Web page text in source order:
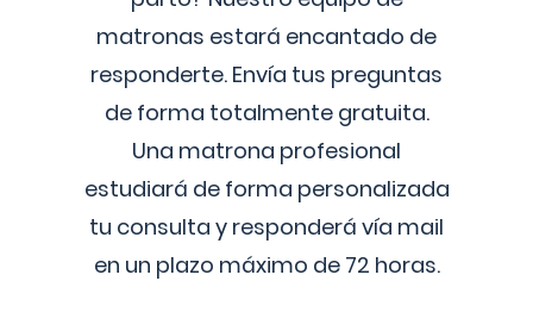
matronas estará encantado de
responderte. Envía tus preguntas
de forma totalmente gratuita.
Una matrona profesional
estudiará de forma personalizada
tu consulta y responderá vía mail
en un plazo máximo de 72 horas.